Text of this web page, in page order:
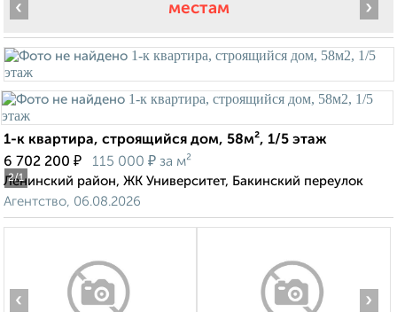
местам
2/1
‹ ›
1-к квартира, строящийся дом, 58м², 1/5 этаж
6 702 200 ₽ 115 000 ₽ за м²
Ленинский район, ЖК Университет, Бакинский переулок
Агентство, 06.08.2026
‹ ›